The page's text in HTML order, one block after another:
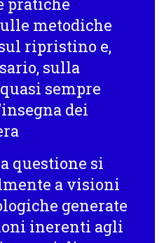
metodiche
ripristino e,
sulla
sempre
dei
questione si
a visioni
generate
inerenti agli